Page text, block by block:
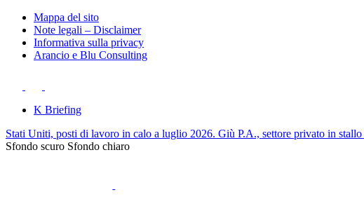
Mappa del sito
Note legali – Disclaimer
Informativa sulla privacy
Arancio e Blu Consulting
K Briefing
Stati Uniti, posti di lavoro in calo a luglio 2026. Giù P.A., settore privato in stallo
Sfondo scuro Sfondo chiaro